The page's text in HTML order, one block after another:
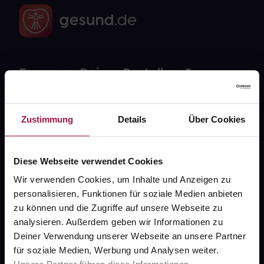
Zustimmung Details Über Cookies
Diese Webseite verwendet Cookies
Wir verwenden Cookies, um Inhalte und Anzeigen zu
personalisieren, Funktionen für soziale Medien anbieten
zu können und die Zugriffe auf unsere Webseite zu
analysieren. Außerdem geben wir Informationen zu
Deiner Verwendung unserer Webseite an unsere Partner
für soziale Medien, Werbung und Analysen weiter.
Fragen zu Deiner Bestellung?
Kontakt
Widerrufsformular
gesund.de